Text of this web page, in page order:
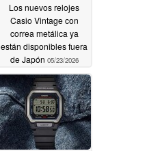
Los nuevos relojes
Casio Vintage con
correa metálica ya
están disponibles fuera
de Japón 05/23/2026